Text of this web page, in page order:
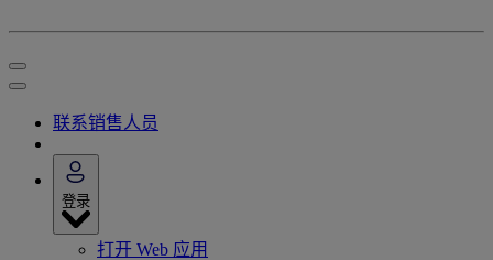
联系销售人员
登录
打开 Web 应用